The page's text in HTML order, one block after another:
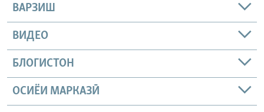
ВАРЗИШ
ВИДЕО
БЛОГИСТОН
ОСИЁИ МАРКАЗӢ